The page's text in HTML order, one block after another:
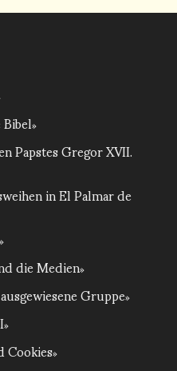
Papstes Gregor XVII.
in El Palmar de
die Medien
Gruppe